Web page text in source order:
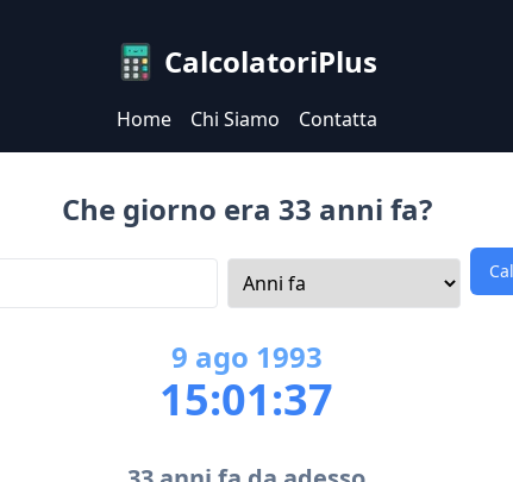
CalcolatoriPlus
Home Chi Siamo Contatta
Che giorno era 33 anni fa?
9 ago 1993
15:01:37